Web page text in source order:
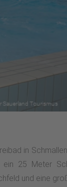
in
25 Meter
und eine